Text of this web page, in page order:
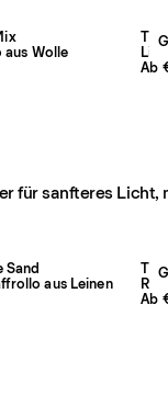
Wolle
Ab
für sanfteres
Sand
aus Leinen
Ab